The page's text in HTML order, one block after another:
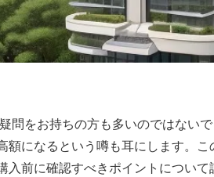
問をお持ちの方も多いのではな
になるという噂も耳にします。
前に確認すべきポイントについ